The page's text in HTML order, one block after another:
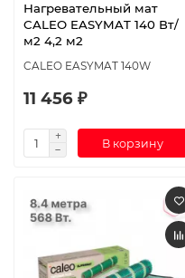
Нагревательный мат
CALEO EASYMAT 140 Вт/
м2 4,2 м2
CALEO EASYMAT 140W
11 456 ₽
В корзину